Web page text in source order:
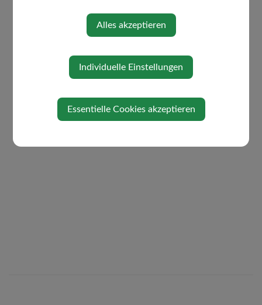
Alles akzeptieren
Individuelle Einstellungen
Essentielle Cookies akzeptieren